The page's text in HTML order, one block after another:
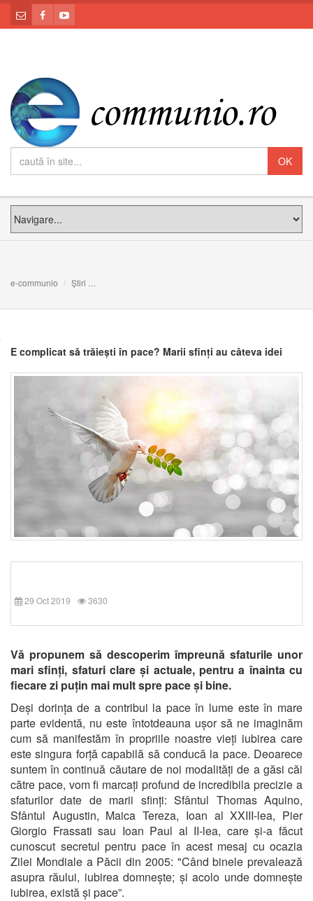
e-communio Știri
E complicat să trăiești în pace? Marii sfinți au câteva idei
29 Oct 2019 3630
Vă propunem să descoperim împreună sfaturile unor
mari sfinți, sfaturi clare și actuale, pentru a înainta cu
fiecare zi puțin mai mult spre pace și bine.
Deși dorința de a contribui la pace în lume este în mare
parte evidentă, nu este întotdeauna ușor să ne imaginăm
cum să manifestăm în propriile noastre vieți iubirea care
este singura forță capabilă să conducă la pace. Deoarece
suntem în continuă căutare de noi modalități de a găsi căi
către pace, vom fi marcați profund de incredibila precizie a
sfaturilor date de marii sfinți: Sfântul Thomas Aquino,
Sfântul Augustin, Maica Tereza, Ioan al XXIII-lea, Pier
Giorgio Frassati sau Ioan Paul al II-lea, care și-a făcut
cunoscut secretul pentru pace în acest mesaj cu ocazia
Zilei Mondiale a Păcii din 2005: "Când binele prevalează
asupra răului, iubirea domnește; și acolo unde domnește
iubirea, există și pace”.